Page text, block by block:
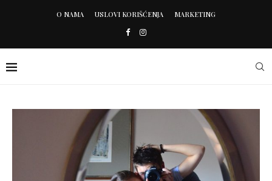
O NAMA USLOVI KORIŠĆENJA MARKETING